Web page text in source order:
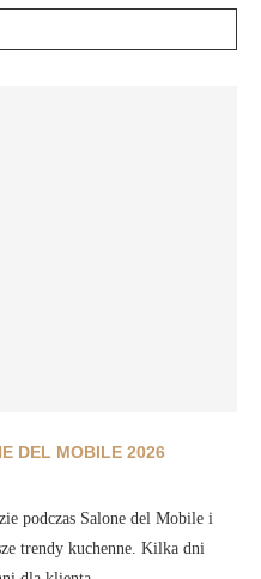
DEL MOBILE 2026
podczas Salone del Mobile i
trendy kuchenne. Kilka dni